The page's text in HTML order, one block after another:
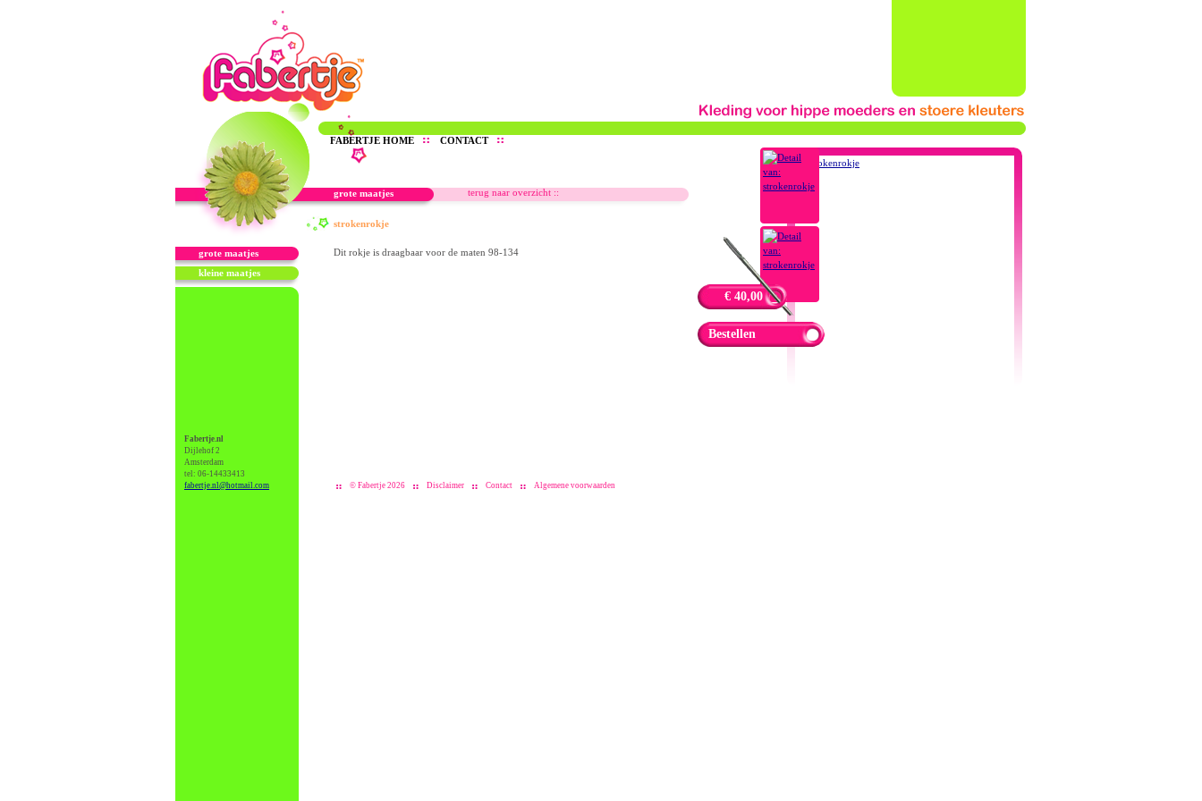
grote maatjes
kleine maatjes
FABERTJE HOME CONTACT
grote maatjes terug naar overzicht ::
strokenrokje
Dit rokje is draagbaar voor de maten 98-134
€ 40,00
Bestellen
Fabertje.nl
Dijlehof 2
Amsterdam
tel: 06-14433413
fabertje.nl@hotmail.com
© Fabertje 2026 Disclaimer Contact Algemene voorwaarden